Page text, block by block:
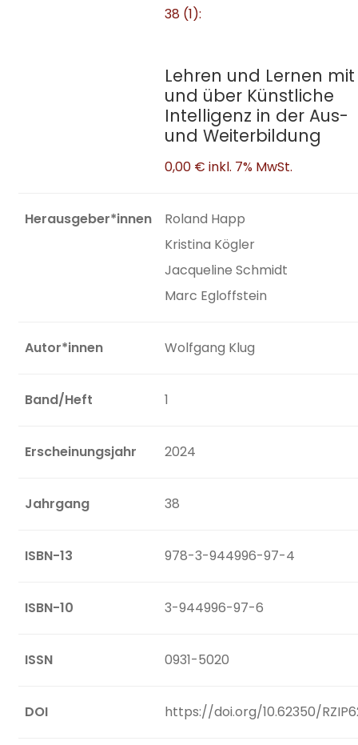
38 (1):
Lehren und Lernen mit
und über Künstliche
Intelligenz in der Aus-
und Weiterbildung
0,00 € inkl. 7% MwSt.
Herausgeber*innen
Roland Happ
Kristina Kögler
Jacqueline Schmidt
Marc Egloffstein
Autor*innen Wolfgang Klug
Band/Heft 1
Erscheinungsjahr 2024
Jahrgang 38
ISBN-13 978-3-944996-97-4
ISBN-10 3-944996-97-6
ISSN 0931-5020
DOI https://doi.org/10.62350/